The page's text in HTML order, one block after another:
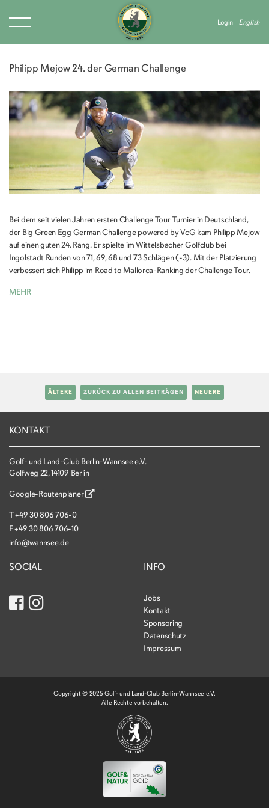
Login English
Philipp Mejow 24. der German Challenge
Bei dem seit vielen Jahren ersten Challenge Tour Turnier in Deutschland,
der Big Green Egg German Challenge powered by VcG kam Philipp Mejow
auf einen guten 24. Rang. Er spielte im Wittelsbacher Golfclub bei
Ingolstadt Runden von 71, 69, 68 und 73 Schlägen (-3). Mit der Platzierung
verbessert sich Philipp im Road to Mallorca-Ranking der Challenge Tour.
MEHR
ÄLTERE ZURÜCK ZU ALLEN BEITRÄGEN NEUERE
KONTAKT
Golf- und Land-Club Berlin-Wannsee e.V.
Golfweg 22, 14109 Berlin
Google-Routenplaner
T+49 30 806 706-0
F+49 30 806 706-10
info@wannsee.de
SOCIAL INFO
Jobs
Kontakt
Sponsoring
Datenschutz
Impressum
Copyright © 2025 Golf- und Land-Club Berlin-Wannsee e.V.
Alle Rechte vorbehalten.